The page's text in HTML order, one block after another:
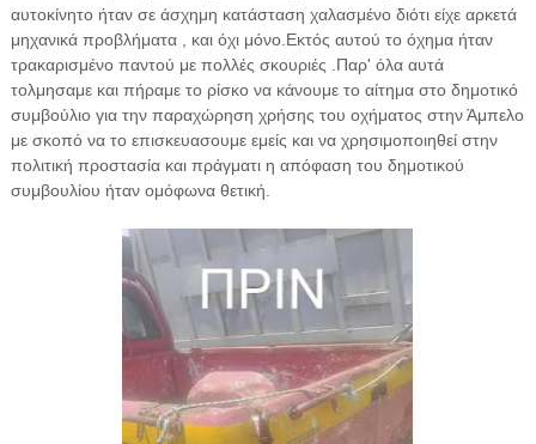
αυτοκίνητο ήταν σε άσχημη κατάσταση χαλασμένο διότι είχε αρκετά
μηχανικά προβλήματα , και όχι μόνο.Εκτός αυτού το όχημα ήταν
τρακαρισμένο παντού με πολλές σκουριές .Παρ' όλα αυτά
τολμησαμε και πήραμε το ρίσκο να κάνουμε το αίτημα στο δημοτικό
συμβούλιο για την παραχώρηση χρήσης του οχήματος στην Άμπελο
με σκοπό να το επισκευασουμε εμείς και να χρησιμοποιηθεί στην
πολιτική προστασία και πράγματι η απόφαση του δημοτικού
συμβουλίου ήταν ομόφωνα θετική.